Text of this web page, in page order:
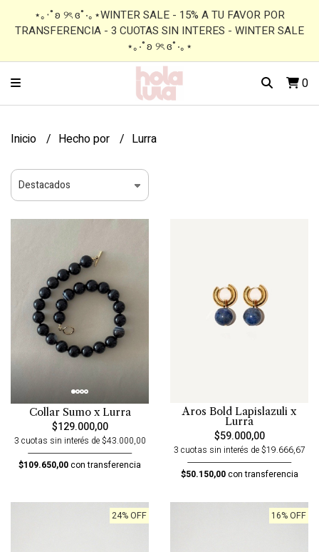
⋆｡‧˚ʚ ୨ৎ ɞ˚‧｡⋆WINTER SALE - 15% A TU FAVOR POR
TRANSFERENCIA - 3 CUOTAS SIN INTERES - WINTER SALE
⋆｡‧˚ʚ ୨ৎ ɞ˚‧｡⋆
0
Inicio Hecho por Lurra
Collar Sumo x Lurra
$129.000,00
3 cuotas sin interés de $43.000,00
$109.650,00con transferencia
Aros Bold Lapislazuli x
Lurra
$59.000,00
3 cuotas sin interés de $19.666,67
$50.150,00con transferencia
24% OFF 16% OFF